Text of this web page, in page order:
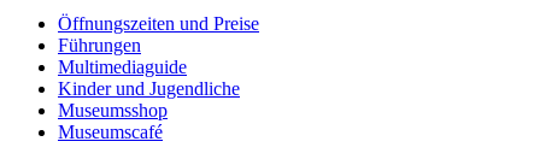
Öffnungszeiten und Preise
Führungen
Multimediaguide
Kinder und Jugendliche
Museumsshop
Museumscafé